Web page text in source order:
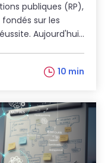
publiques (RP),
sur les
Aujourd'hui...
10 min